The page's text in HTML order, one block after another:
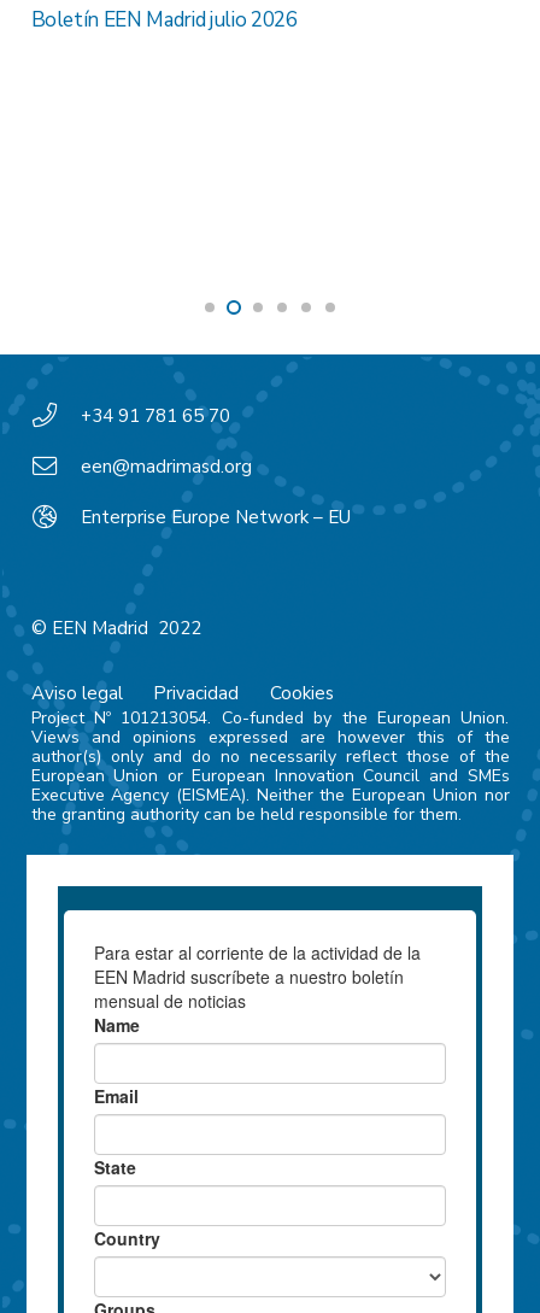
Boletín EEN Madrid julio 2026
+34 91 781 65 70
een@madrimasd.org
Enterprise Europe Network – EU
© EEN Madrid 2022
Aviso legal Privacidad Cookies
Project Nº 101213054. Co-funded by the European Union.
Views and opinions expressed are however this of the
author(s) only and do no necessarily reflect those of the
European Union or European Innovation Council and SMEs
Executive Agency (EISMEA). Neither the European Union nor
the granting authority can be held responsible for them.